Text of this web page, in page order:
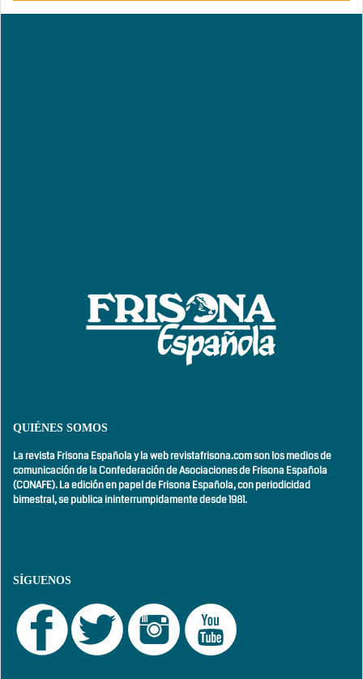
QUIÉNES SOMOS
La revista Frisona Española y la web revistafrisona.com son los medios de
comunicación de la Confederación de Asociaciones de Frisona Española
(CONAFE). La edición en papel de Frisona Española, conperiodicidad
bimestral,se publica ininterrumpidamente desde 1981.
SÍGUENOS